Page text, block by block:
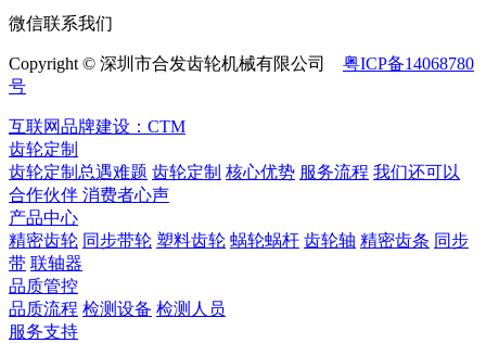
微信联系我们
Copyright © 深圳市合发齿轮机械有限公司 粤ICP备14068780
号
互联网品牌建设：CTM
齿轮定制
齿轮定制总遇难题 齿轮定制 核心优势 服务流程 我们还可以
合作伙伴 ​ 消费者心声
产品中心
精密齿轮 同步带轮 塑料齿轮 蜗轮蜗杆 齿轮轴 精密齿条 同步
带 联轴器
品质管控
品质流程 检测设备 检测人员
服务支持